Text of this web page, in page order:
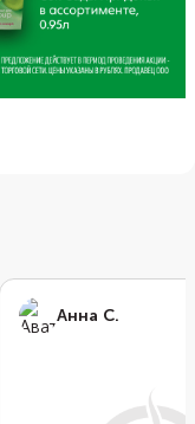
Анна С.